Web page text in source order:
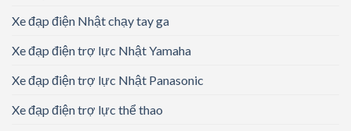
Xe đạp điện Nhật chạy tay ga
Xe đạp điện trợ lực Nhật Yamaha
Xe đạp điện trợ lực Nhật Panasonic
Xe đạp điện trợ lực thể thao